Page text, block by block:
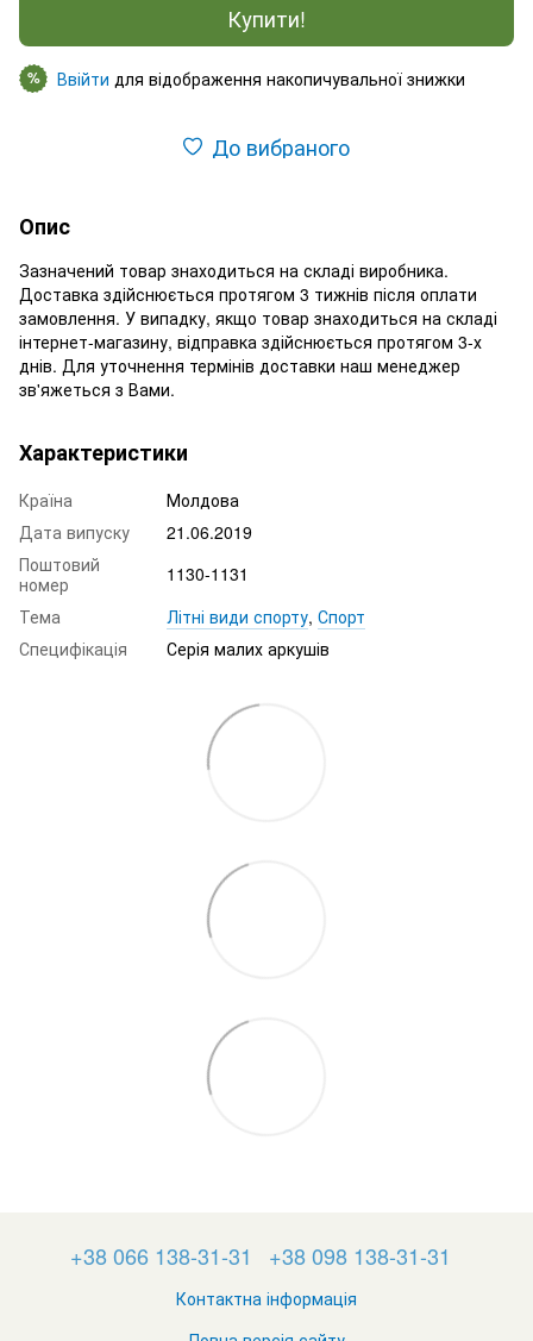
Купити!
% Ввійти для відображення накопичувальної знижки
До вибраного
Опис
Зазначений товар знаходиться на складі виробника.
Доставка здійснюється протягом 3 тижнів після оплати
замовлення. У випадку, якщо товар знаходиться на складі
інтернет-магазину, відправка здійснюється протягом 3-х
днів. Для уточнення термінів доставки наш менеджер
зв'яжеться з Вами.
Характеристики
Країна
Молдова
Дата випуску
21.06.2019
Поштовий
номер
1130-1131
Тема
Літні види спорту, Спорт
Специфікація
Серія малих аркушів
+38 066 138-31-31 +38 098 138-31-31
Контактна інформація